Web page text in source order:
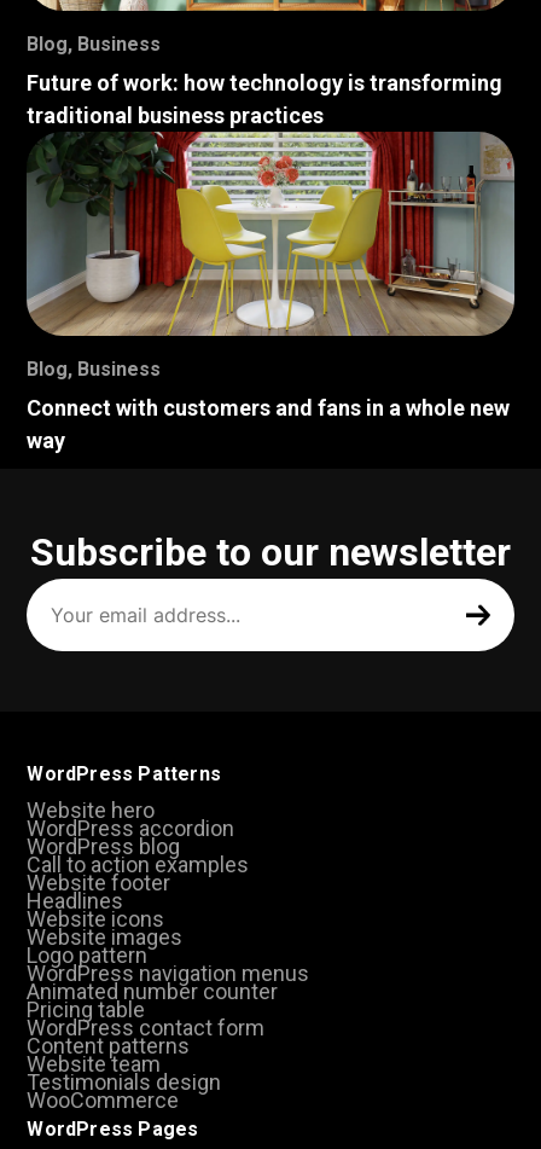
Blog, Business
Future of work: how technology is transforming
traditional business practices
Blog, Business
Connect with customers and fans in a whole new
way
Subscribe to our newsletter
Your
email
address
(Required)
WordPress Patterns
Website hero
WordPress accordion
WordPress blog
Call to action examples
Website footer
Headlines
Website icons
Website images
Logo pattern
WordPress navigation menus
Animated number counter
Pricing table
WordPress contact form
Content patterns
Website team
Testimonials design
WooCommerce
WordPress Pages